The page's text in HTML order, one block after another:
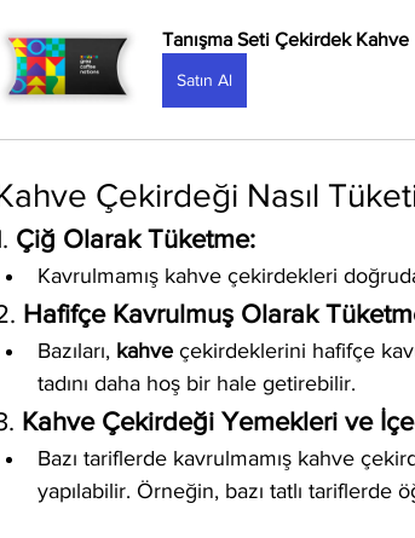
Tanışma Seti Çekirdek Kahve
Satın Al
Çekirdeği Nasıl
Çiğ Olarak Tüketme:
Kavrulmamış kahve çekirdekleri
Hafifçe Kavrulmuş Olarak
Bazıları, kahve çekirdeklerini hafifçe
tadını daha hoş bir hale getirebilir.
Kahve Çekirdeği Yemekleri ve
Bazı tariflerde kavrulmamış kahve
yapılabilir. Örneğin, bazı tatlı tariflerde